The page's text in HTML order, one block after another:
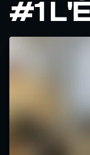
#1